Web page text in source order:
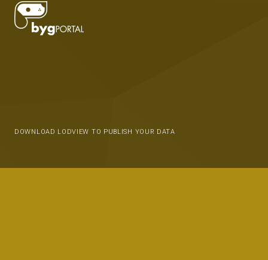
DOWNLOAD LODVIEW TO PUBLISH YOUR DATA